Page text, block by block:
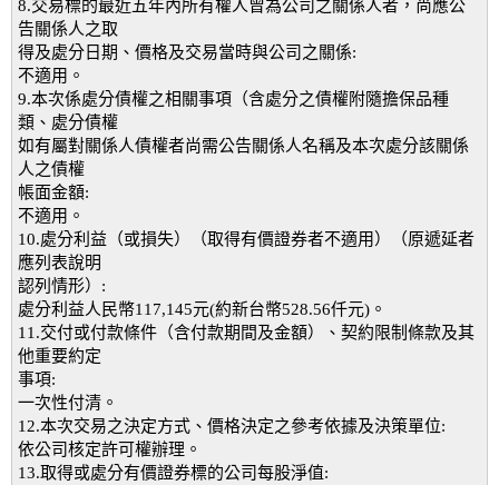
8.交易標的最近五年內所有權人曾為公司之關係人者，尚應公
告關係人之取
得及處分日期、價格及交易當時與公司之關係:
不適用。
9.本次係處分債權之相關事項（含處分之債權附隨擔保品種
類、處分債權
如有屬對關係人債權者尚需公告關係人名稱及本次處分該關係
人之債權
帳面金額:
不適用。
10.處分利益（或損失）（取得有價證券者不適用）（原遞延者
應列表說明
認列情形）:
處分利益人民幣117,145元(約新台幣528.56仟元)。
11.交付或付款條件（含付款期間及金額）、契約限制條款及其
他重要約定
事項:
一次性付清。
12.本次交易之決定方式、價格決定之參考依據及決策單位:
依公司核定許可權辦理。
13.取得或處分有價證券標的公司每股淨值: